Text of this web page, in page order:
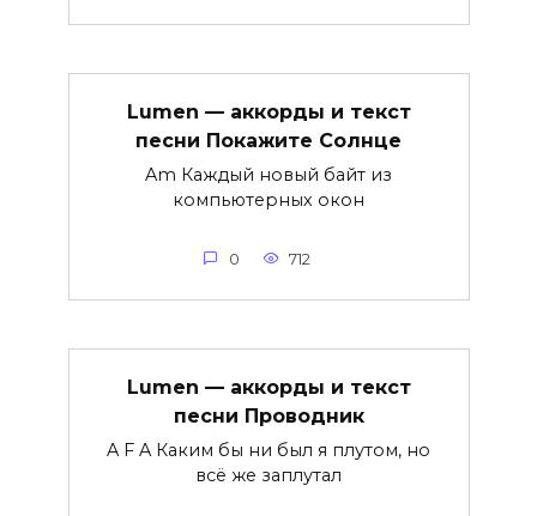
Lumen — аккорды и текст
песни Покажите Солнце
Am Каждый новый байт из
компьютерных окон
0 712
Lumen — аккорды и текст
песни Проводник
A F A Каким бы ни был я плутом, но
всё же заплутал